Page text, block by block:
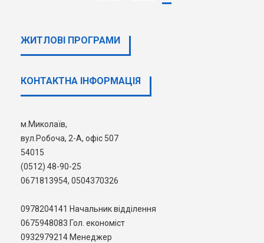
управління Держмолодьжитла
повідомлять переможців про
визначених Порядком.
опубліковано на офіційному веб-сайті
Держмолодьжитла і сайтах його
регіональних відділень.
Щиро бажаємо удачі кожному
кандидату!
ЖИТЛОВІ ПРОГРАМИ
КОНТАКТНА ІНФОРМАЦІЯ
м.Миколаїв,
вул.Робоча, 2-А, офіс 507
54015
(0512) 48-90-25
0671813954, 0504370326
0978204141 Начальник відділення
0675948083 Гол. економіст
0932979214 Менеджер